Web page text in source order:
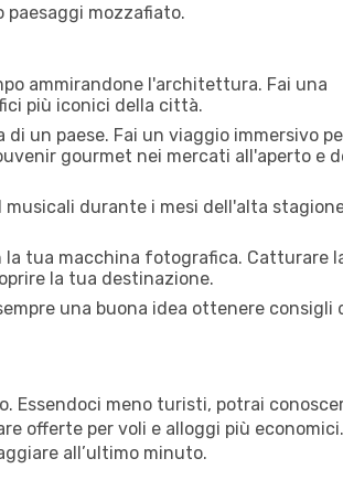
mozzafiato.
ammirandone l'architettura. Fai una
più iconici della città.
un paese. Fai un viaggio immersivo
gourmet nei mercati all'aperto e
durante i mesi dell'alta
la tua macchina fotografica. Catturare
la tua destinazione.
una buona idea ottenere consigli
Essendoci meno turisti, potrai
offerte per voli e alloggi più
all’ultimo minuto.